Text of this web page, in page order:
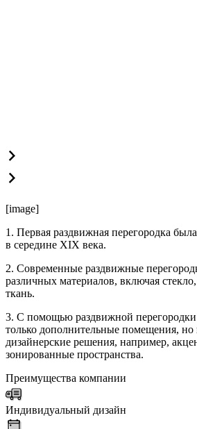
[image]
1. Первая раздвижная перегородка
в середине XIX века.
2. Современные раздвижные
различных материалов, включая
ткань.
3. С помощью раздвижной перегородки
только дополнительные помещения, но
дизайнерские решения, например,
зонированные пространства.
Преимущества компании
Индивидуальный дизайн